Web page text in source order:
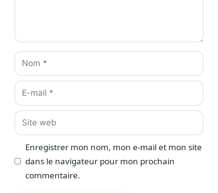
Nom
E-
mail
Site
web
Enregistrer mon nom, mon e-mail et mon site
dans le navigateur pour mon prochain
commentaire.